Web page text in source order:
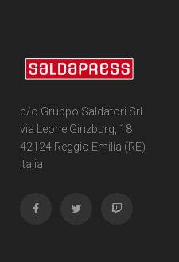
c/o Gruppo Saldatori Srl
via Leone Ginzburg, 18
42124 Reggio Emilia (RE)
Italia